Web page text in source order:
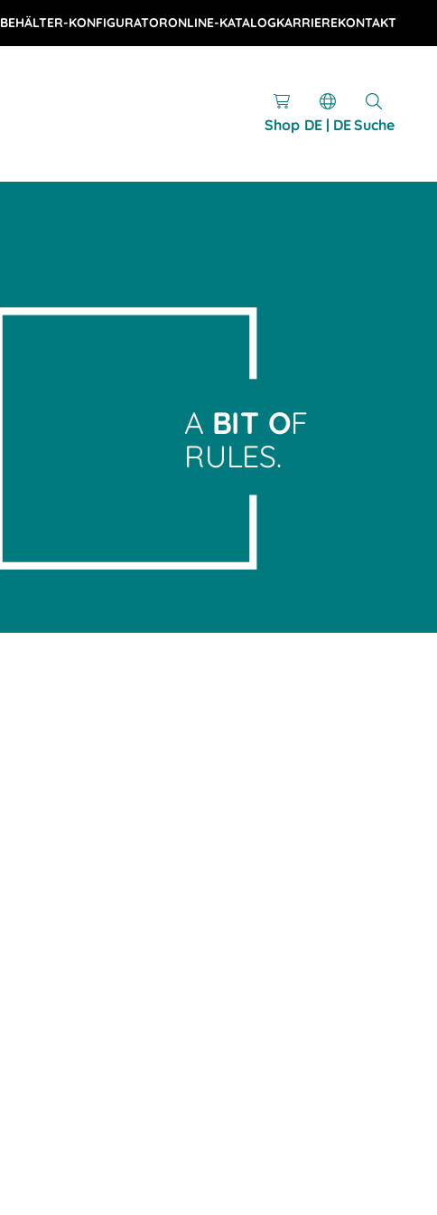
BEHÄLTER-KONFIGURATORONLINE-KATALOGKARRIEREKONTAKT
Shop DE | DESuche
A BIT OF
RULES.